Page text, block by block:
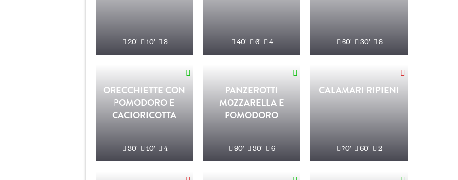
20' 10' 3 40' 6' 4 60' 30' 8
ORECCHIETTE CON
POMODORO E
CACIORICOTTA
30' 10' 4
PANZEROTTI
MOZZARELLA E
POMODORO
90' 30' 6
CALAMARI RIPIENI
70' 60' 2